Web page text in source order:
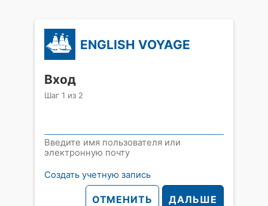
ENGLISH VOYAGE
Вход
Шаг 1 из 2
Введите имя пользователя или
электронную почту
Создать учетную запись
ОТМЕНИТЬ ДАЛЬШЕ